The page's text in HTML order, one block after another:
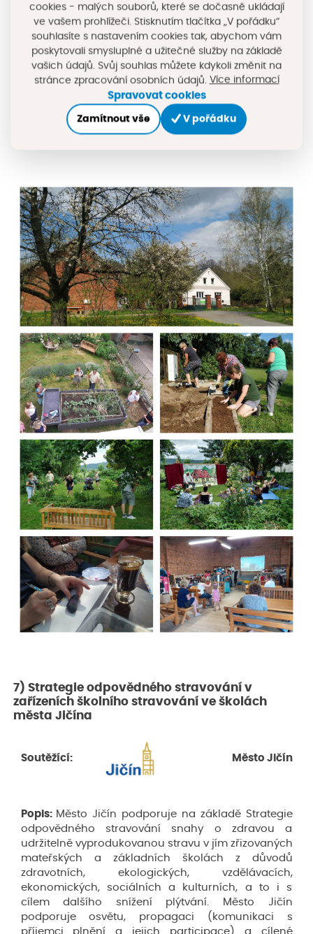
Záměl. Kurzy přírodního zahradničení, přednášky ve
stodole, SVAP oblečení, Mateřské centrum Paleček.
Nyní připravujeme projek pro výstavbu budovy pro
dětskou skupinu a rekonstrukci budovy bývalého
chléva na zázemí pro komunitní centrum.
Více o projektu se dozvíte zde
7) Strategie odpovědného stravování v
zařízeních školního stravování ve školách
města Jičína
Soutěžící: Město Jičín
Popis: Město Jičín podporuje na základě Strategie
odpovědného stravování snahy o zdravou a
udržitelně vyprodukovanou stravu v jím zřizovaných
mateřských a základních školách z důvodů
zdravotních, ekologických, vzdělávacích,
ekonomických, sociálních a kulturních, a to i s
cílem dalšího snížení plýtvání. Město Jičín
podporuje osvětu, propagaci (komunikaci s
příjemci plnění a jejich participace) a cílené
cookies - malých souborů, které se dočasně ukládají
ve vašem prohlížeči. Stisknutím tlačítka „V pořádku“
souhlasíte s nastavením cookies tak, abychom vám
poskytovali smysluplné a užitečné služby na základě
vašich údajů. Svůj souhlas můžete kdykoli změnit na
stránce zpracování osobních údajů. Více informací
Spravovat cookies
Zamítnout vše V pořádku